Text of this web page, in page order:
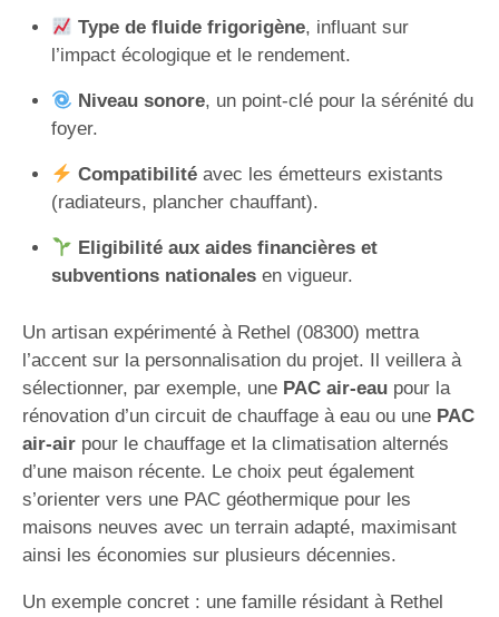
Type de fluide frigorigène, influant sur
l’impact écologique et le rendement.
Niveau sonore, un point-clé pour la sérénité du
foyer.
Compatibilitéavec les émetteurs existants
(radiateurs, plancher chauffant).
Eligibilité aux aides financières et
subventions nationalesen vigueur.
Un artisan expérimenté à Rethel (08300) mettra
l’accent sur la personnalisation du projet. Il veillera à
sélectionner, par exemple, une PAC air-eau pour la
rénovation d’un circuit de chauffage à eau ou une PAC
air-air pour le chauffage et la climatisation alternés
d’une maison récente. Le choix peut également
s’orienter vers une PAC géothermique pour les
maisons neuves avec un terrain adapté, maximisant
ainsi les économies sur plusieurs décennies.
Un exemple concret : une famille résidant à Rethel